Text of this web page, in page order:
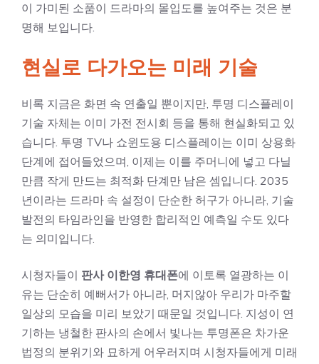
이 가미된 소품이 드라마의 몰입도를 높여주는 것은 분
명해 보입니다.
현실로 다가오는 미래 기술
비록 지금은 화면 속 연출일 뿐이지만, 투명 디스플레이
기술 자체는 이미 가전 전시회 등을 통해 현실화되고 있
습니다. 투명 TV나 쇼윈도용 디스플레이는 이미 상용화
단계에 접어들었으며, 이제는 이를 주머니에 넣고 다닐
만큼 작게 만드는 최적화 단계만 남은 셈입니다. 2035
년이라는 드라마 속 설정이 단순한 허구가 아니라, 기술
발전의 타임라인을 반영한 합리적인 예측일 수도 있다
는 의미입니다.
시청자들이 판사 이한영 휴대폰에 이토록 열광하는 이
유는 단순히 예뻐서가 아니라, 머지않아 우리가 마주할
일상의 모습을 미리 보았기 때문일 것입니다. 지성이 연
기하는 냉철한 판사의 손에서 빛나는 투명폰은 차가운
법정의 분위기와 묘하게 어우러지며 시청자들에게 미래